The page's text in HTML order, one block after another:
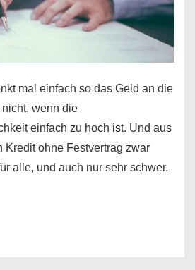
mal einfach so das Geld an die
wenn die
einfach zu hoch ist. Und aus
Kredit ohne Festvertrag zwar
alle, und auch nur sehr schwer.